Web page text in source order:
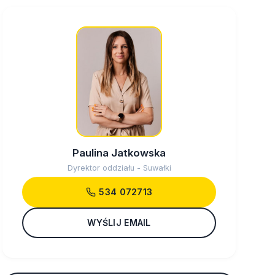
Paulina Jatkowska
Dyrektor oddziału - Suwałki
534 072713
WYŚLIJ EMAIL